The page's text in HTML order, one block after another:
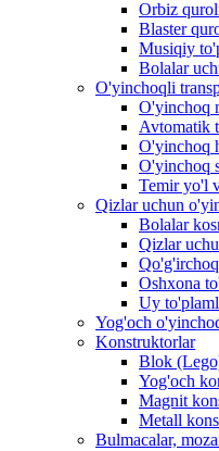
Orbiz
Blaster
Musiqiy
Bolalar
O'yinchoqli
O'yinchoq
Avtomatik
O'yinchoq
O'yinchoq
Temir yo'l
Qizlar uchun
Bolalar
Qizlar
Oshxona
Uy
Yog'och
Konstruktorlar
Blok
Yog'och
Magnit
Metall
Bulmacalar,